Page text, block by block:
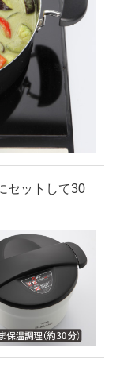
セットして30